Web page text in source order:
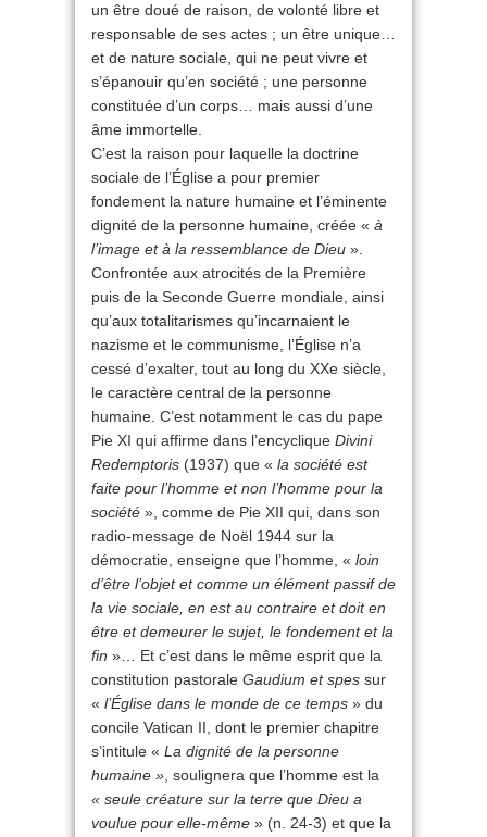
un être doué de raison, de volonté libre et
responsable de ses actes ; un être unique…
et de nature sociale, qui ne peut vivre et
s’épanouir qu’en société ; une personne
constituée d’un corps… mais aussi d’une
âme immortelle.
C’est la raison pour laquelle la doctrine
sociale de l’Église a pour premier
fondement la nature humaine et l’éminente
dignité de la personne humaine, créée « à
l’image et à la ressemblance de Dieu ».
Confrontée aux atrocités de la Première
puis de la Seconde Guerre mondiale, ainsi
qu’aux totalitarismes qu’incarnaient le
nazisme et le communisme, l’Église n’a
cessé d’exalter, tout au long du XXe siècle,
le caractère central de la personne
humaine. C’est notamment le cas du pape
Pie XI qui affirme dans l’encyclique Divini
Redemptoris (1937) que « la société est
faite pour l’homme et non l’homme pour la
société », comme de Pie XII qui, dans son
radio-message de Noël 1944 sur la
démocratie, enseigne que l’homme, « loin
d’être l’objet et comme un élément passif de
la vie sociale, en est au contraire et doit en
être et demeurer le sujet, le fondement et la
fin »… Et c’est dans le même esprit que la
constitution pastorale Gaudium et spes sur
« l’Église dans le monde de ce temps » du
concile Vatican II, dont le premier chapitre
s’intitule « La dignité de la personne
humaine » , soulignera que l’homme est la
« seule créature sur la terre que Dieu a
voulue pour elle-même » (n. 24-3) et que la